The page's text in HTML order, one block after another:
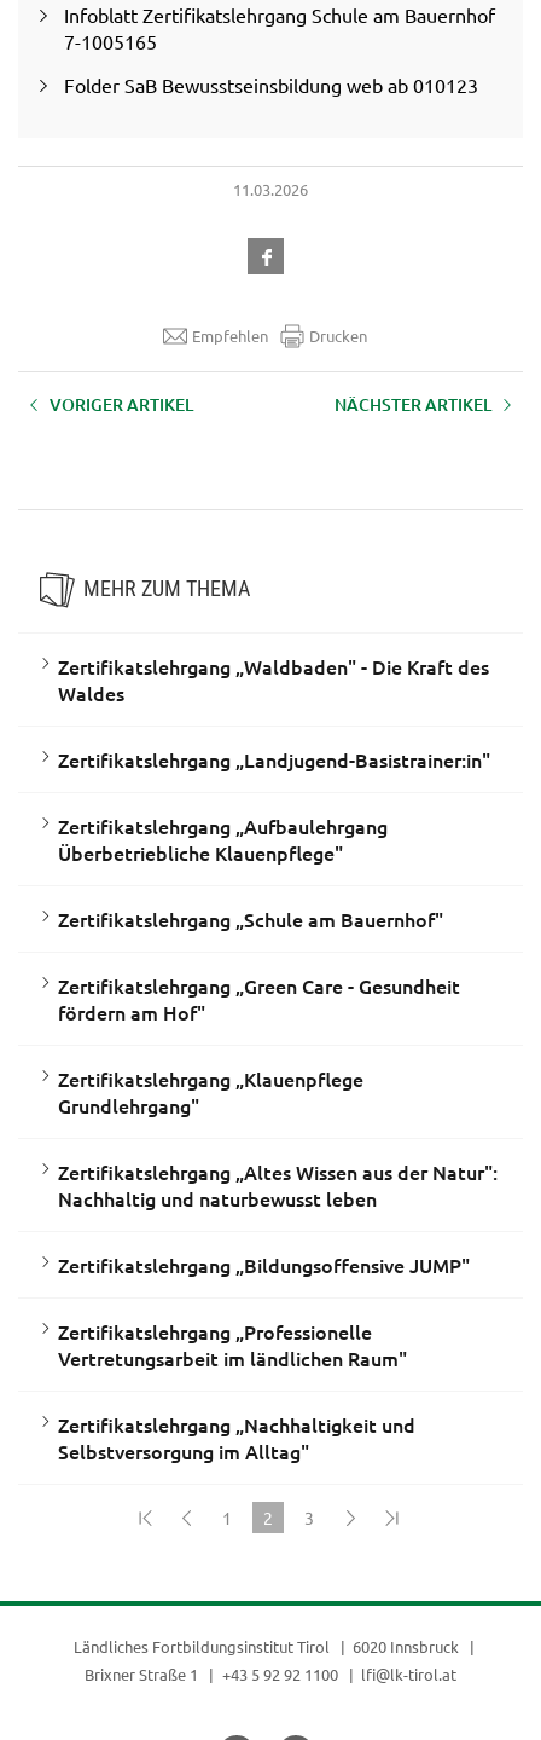
Infoblatt Zertifikatslehrgang Schule am Bauernhof
7-1005165
Folder SaB Bewusstseinsbildung web ab 010123
11.03.2026
Empfehlen Drucken
VORIGER ARTIKEL NÄCHSTER ARTIKEL
MEHR ZUM THEMA
Zertifikatslehrgang „Waldbaden" - Die Kraft des
Waldes
Zertifikatslehrgang „Landjugend-Basistrainer:in"
Zertifikatslehrgang „Aufbaulehrgang
Überbetriebliche Klauenpflege"
Zertifikatslehrgang „Schule am Bauernhof"
Zertifikatslehrgang „Green Care - Gesundheit
fördern am Hof"
Zertifikatslehrgang „Klauenpflege
Grundlehrgang"
Zertifikatslehrgang „Altes Wissen aus der Natur":
Nachhaltig und naturbewusst leben
Zertifikatslehrgang „Bildungsoffensive JUMP"
Zertifikatslehrgang „Professionelle
Vertretungsarbeit im ländlichen Raum"
Zertifikatslehrgang „Nachhaltigkeit und
Selbstversorgung im Alltag"
1
2
3
Ländliches Fortbildungsinstitut Tirol
6020 Innsbruck
Brixner Straße 1
+43 5 92 92 1100 lfi@lk-tirol.at